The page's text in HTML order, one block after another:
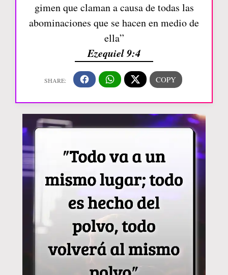
gimen que claman a causa de todas las
abominaciones que se hacen en medio de
ella”
Ezequiel 9:4